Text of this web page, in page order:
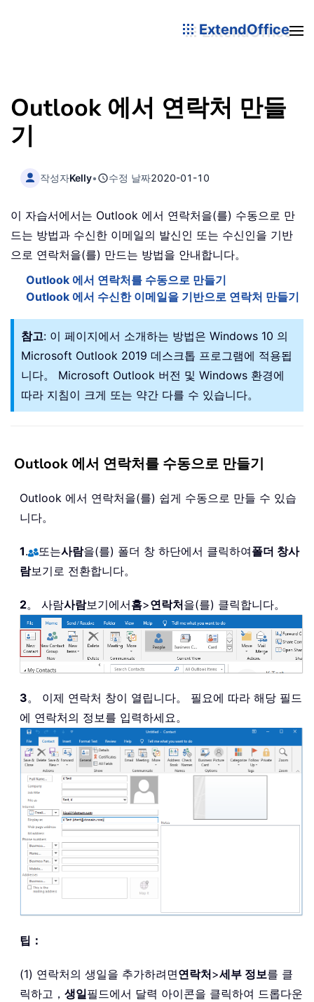
ExtendOffice
Outlook 에서 연락처 만들
기
작성자Kelly• 수정 날짜2020-01-10
이 자습서에서는 Outlook 에서 연락처을(를) 수동으로 만
드는 방법과 수신한 이메일의 발신인 또는 수신인을 기반
으로 연락처을(를) 만드는 방법을 안내합니다。
Outlook 에서 연락처를 수동으로 만들기
Outlook 에서 수신한 이메일을 기반으로 연락처 만들기
참고: 이 페이지에서 소개하는 방법은 Windows 10 의
Microsoft Outlook 2019 데스크톱 프로그램에 적용됩
니다。 Microsoft Outlook 버전 및 Windows 환경에
따라 지침이 크게 또는 약간 다를 수 있습니다。
Outlook 에서 연락처를 수동으로 만들기
Outlook 에서 연락처을(를) 쉽게 수동으로 만들 수 있습
니다。
1. 또는사람을(를) 폴더 창 하단에서 클릭하여폴더 창사
람보기로 전환합니다。
2。 사람사람보기에서홈>연락처을(를) 클릭합니다。
3。 이제 연락처 창이 열립니다。 필요에 따라 해당 필드
에 연락처의 정보를 입력하세요。
팁：
(1) 연락처의 생일을 추가하려면연락처>세부 정보를 클
릭하고， 생일필드에서 달력 아이콘을 클릭하여 드롭다운